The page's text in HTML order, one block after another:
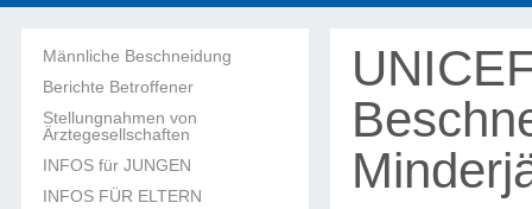
Männliche Beschneidung
Berichte Betroffener
Stellungnahmen von
Ärztegesellschaften
INFOS für JUNGEN
INFOS FÜR ELTERN